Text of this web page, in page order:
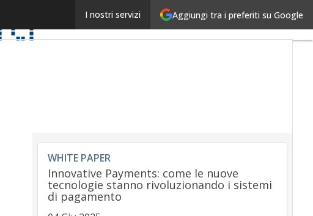
Aggiungi tra i preferiti su Google
I nostri servizi
Contactless: così i retailer possono rispondere alle
WHITE PAPER
Innovative Payments: come le nuove
tecnologie stanno rivoluzionando i sistemi
di pagamento